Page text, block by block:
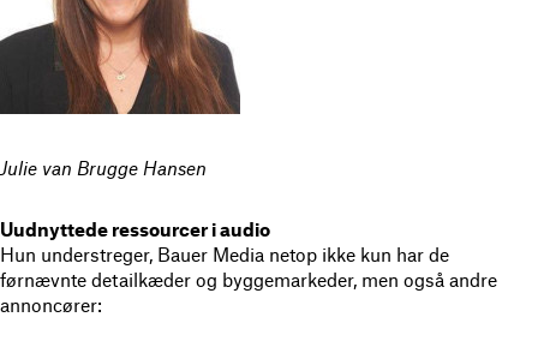
Julie van Brugge Hansen
Uudnyttede ressourcer i audio
Hun understreger, Bauer Media netop ikke kun har de
førnævnte detailkæder og byggemarkeder, men også andre
annoncører: